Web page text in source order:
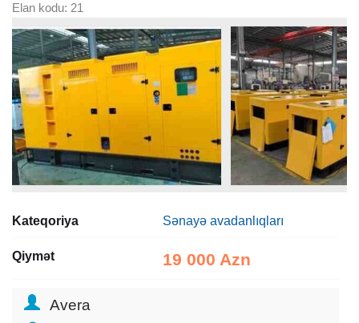
Elan kodu: 21
Kateqoriya Sənayə avadanlıqları
Qiymət 19 000 Azn
Avera